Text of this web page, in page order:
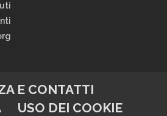
E CONTATTI
USO DEI COOKIE